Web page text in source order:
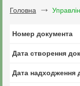
Головна
Номер документа
Дата створення
Дата надходження